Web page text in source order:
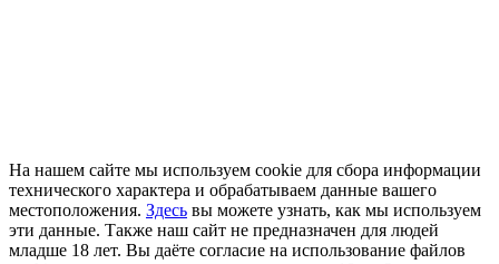
На нашем сайте мы используем cookie для сбора информации
технического характера и обрабатываем данные вашего
местоположения. Здесь вы можете узнать, как мы используем
эти данные. Также наш сайт не предназначен для людей
младше 18 лет. Вы даёте согласие на использование файлов